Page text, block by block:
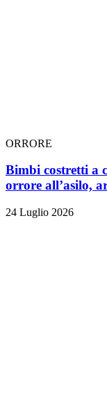
ORRORE
Bimbi costretti a
orrore all’asilo,
24 Luglio 2026